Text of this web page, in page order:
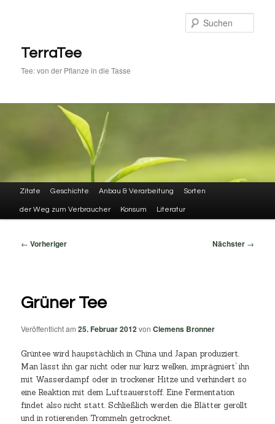
springen
TerraTee
Tee: von der Pflanze in die Tasse
Hauptmenü
Zitate Geschichte Anbau & Verarbeitung Sorten
der Weg zum Verbraucher Konsum Literatur
Beitragsnavigation
← Vorheriger Nächster →
Grüner Tee
Veröffentlicht am25. Februar 2012vonClemens Bronner
Grüntee wird haupstächlich in China und Japan produziert.
Man lässt ihn gar nicht oder nur kurz welken, ‚imprägniert‘ ihn
mit Wasserdampf oder in trockener Hitze und verhindert so
eine Reaktion mit dem Luftsauerstoff. Eine Fermentation
findet also nicht statt. Schließlich werden die Blätter gerollt
und in rotierenden Trommeln getrocknet.